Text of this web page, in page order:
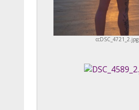
ccDSC_4721_2.jpg